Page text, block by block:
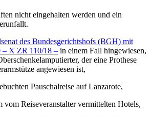
nicht eingehalten werden und ein
des Bundesgerichtshofs (BGH) mit
– X ZR 110/18 – in einem Fall hingewiesen,
der eine Prothese
angewiesen ist,
Pauschalreise auf Lanzarote,
vom Reiseveranstalter vermittelten Hotels,